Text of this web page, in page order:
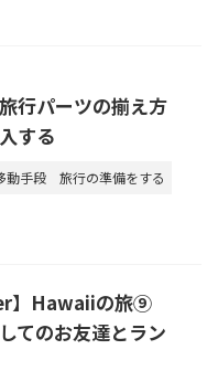
行パーツの揃え方
する
動手段
旅行の準備をする
】Hawaiiの旅⑨
てのお友達とラン